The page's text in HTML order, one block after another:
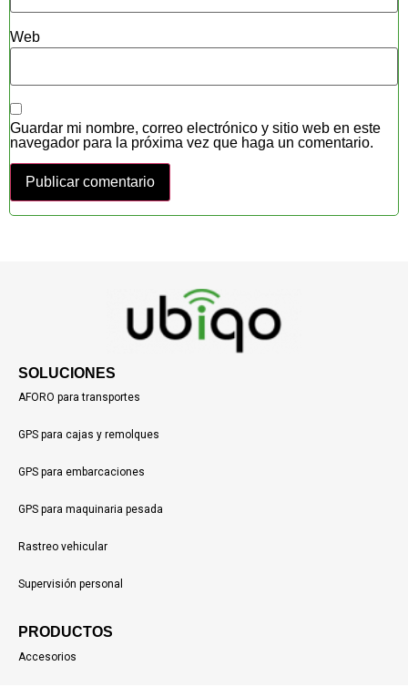
Web
Guardar mi nombre, correo electrónico y sitio web en este
navegador para la próxima vez que haga un comentario.
SOLUCIONES
AFORO para transportes
GPS para cajas y remolques
GPS para embarcaciones
GPS para maquinaria pesada
Rastreo vehicular
Supervisión personal
PRODUCTOS
Accesorios